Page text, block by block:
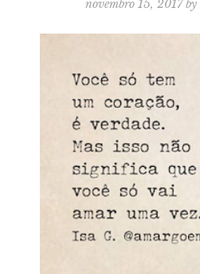
novembro 15, 2017by